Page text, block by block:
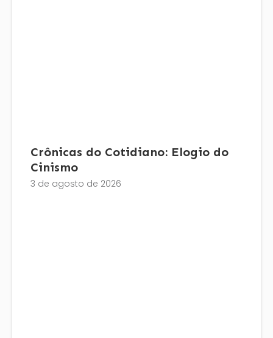
Crônicas do Cotidiano: Elogio do
Cinismo
3 de agosto de 2026